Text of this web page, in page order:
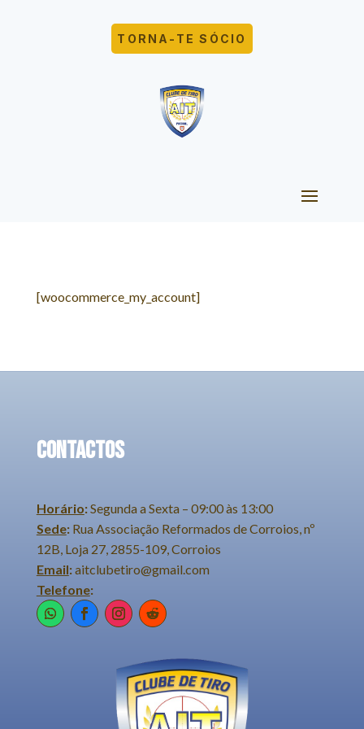
TORNA-TE SÓCIO
[woocommerce_my_account]
CONTACTOS
Horário:Segunda a Sexta – 09:00 às 13:00
Sede:Rua Associação Reformados de Corroios, nº
12B, Loja 27, 2855-109, Corroios
Email:aitclubetiro@gmail.com
Telefone: